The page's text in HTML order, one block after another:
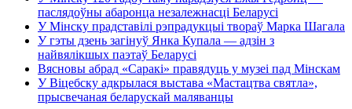
паслядоўны абаронца незалежнасці Беларусі
У Мінску прадставілі рэпрадукцыі твораў Марка Шагала
У гэты дзень загінуў Янка Купала — адзін з
найвялікшых паэтаў Беларусі
Вясновы абрад «Саракі» правядуць у музеі пад Мінскам
У Віцебску адкрылася выстава «Мастацтва святла»,
прысвечаная беларускай маляванцы